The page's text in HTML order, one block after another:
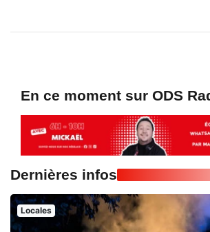
En ce moment sur ODS
Dernières infos
Locales